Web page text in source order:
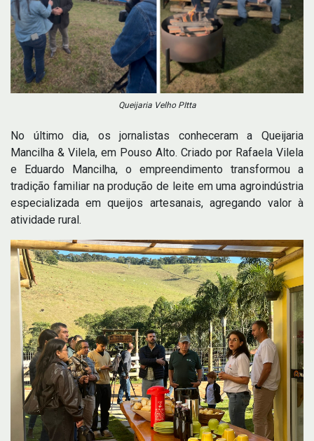
Queijaria Velho PItta
No último dia, os jornalistas conheceram a Queijaria
Mancilha & Vilela, em Pouso Alto. Criado por Rafaela Vilela
e Eduardo Mancilha, o empreendimento transformou a
tradição familiar na produção de leite em uma agroindústria
especializada em queijos artesanais, agregando valor à
atividade rural.